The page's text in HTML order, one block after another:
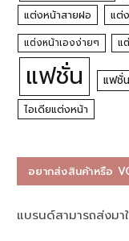
แต่งหน้าสายฝอ แต่
แต่งหน้าเองง่ายๆ แ
แฟชั่น แฟชั่
ไอเดียแต่งหน้า
อยากส่งสินค้าหรือ
แบรนด์สามารถส่งมา